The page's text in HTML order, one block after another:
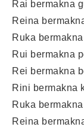
Rai bermakna
Reina
Ruka
Rui bermakna
Rei bermakna
Rini bermakna
Ruka
Reina